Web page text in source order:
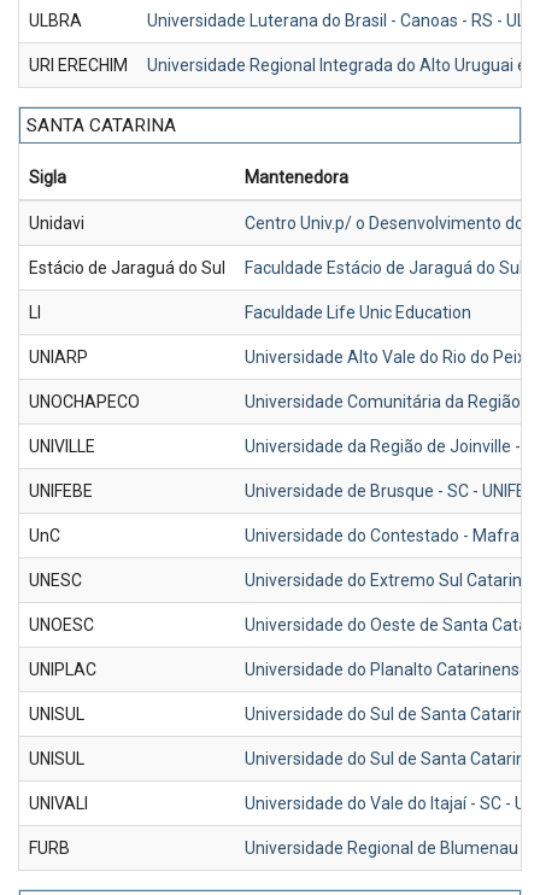
ULBRA Universidade Luterana do Brasil - Canoas - RS -
URI ERECHIM Universidade Regional Integrada do Alto Uruguai e
SANTA CATARINA
Sigla Mantenedora
Unidavi Centro Univ.p/ o Desenvolvimento do
Estácio de Jaraguá do Sul Faculdade Estácio de Jaraguá do Sul
LI Faculdade Life Unic Education
UNIARP Universidade Alto Vale do Rio do Peixe
UNOCHAPECO Universidade Comunitária da Região
UNIVILLE Universidade da Região de Joinville -
UNIFEBE Universidade de Brusque - SC -
UnC Universidade do Contestado - Mafra-
UNESC Universidade do Extremo Sul
UNOESC Universidade do Oeste de Santa
UNIPLAC Universidade do Planalto Catarinense -
UNISUL Universidade do Sul de Santa Catarina
UNISUL Universidade do Sul de Santa
UNIVALI Universidade do Vale do Itajaí - SC -
FURB Universidade Regional de Blumenau -